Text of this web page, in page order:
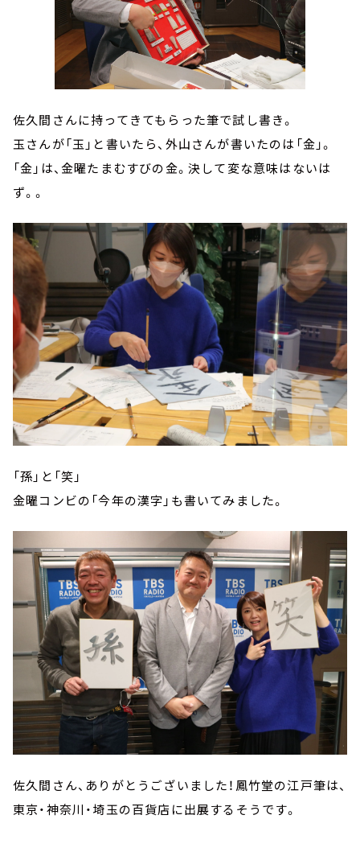
佐久間さんに持ってきてもらった筆で試し書き。
玉さんが「玉」と書いたら、外山さんが書いたのは「金」。
「金」は、金曜たまむすびの金。決して変な意味はないは
ず。。
「孫」と「笑」
金曜コンビの「今年の漢字」も書いてみました。
佐久間さん、ありがとうございました！鳳竹堂の江戸筆は、
東京・神奈川・埼玉の百貨店に出展するそうです。